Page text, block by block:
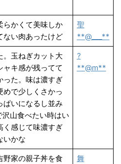
らかくて美味しか
い肉あったけど
聖
**@___**
。玉ねぎカット大
ャキ感が残ってて
った。味は濃すぎ
めで少しくさかっ
ぱいになるし並み
山食べたい時はい
く感じて味濃すぎ
いかな
?
**@m**
野家の親子丼を食
舞